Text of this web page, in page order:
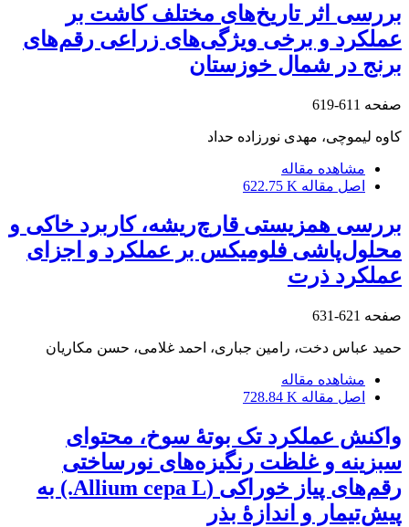
بررسی اثر تاریخ‌های مختلف کاشت بر
عملکرد و برخی ویژگی‌های زراعی رقم‌های
برنج در شمال خوزستان
صفحه 611-619
کاوه لیموچی، مهدی نورزاده حداد
مشاهده مقاله
اصل مقاله 622.75 K
بررسی همزیستی قارچ‌ریشه، کاربرد خاکی و
محلول‌پاشی فلومیکس بر عملکرد و اجزای
عملکرد ذرت
صفحه 621-631
حمید عباس دخت، رامین جباری، احمد غلامی، حسن مکاریان
مشاهده مقاله
اصل مقاله 728.84 K
واکنش عملکرد تک بوتۀ سوخ، محتوای
سبزینه و غلظت رنگیزه‌های نورساختی
رقم‌های پیاز خوراکی (Allium cepa L.) به
پیش‌تیمار و اندازۀ بذر